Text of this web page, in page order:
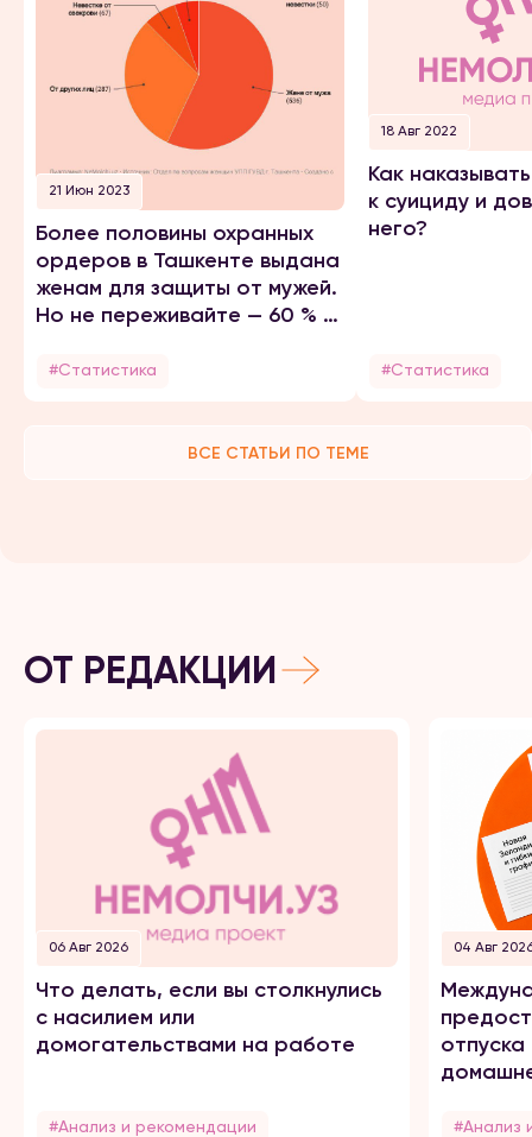
21 Июн 2023
Более половины охранных
ордеров в Ташкенте выдана
женам для защиты от мужей.
Но не переживайте — 60 % из
#Статистика
18 Авг 2022
Как
к суициду и
него?
#Статистика
ВСЕ СТАТЬИ ПО ТЕМЕ
ОТ РЕДАКЦИИ
06 Авг 2026
Что делать, если вы столкнулись
с насилием или
домогательствами на работе
#Анализ и рекомендации
04 Авг
#Анализ